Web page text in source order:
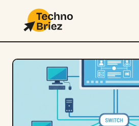
contenu